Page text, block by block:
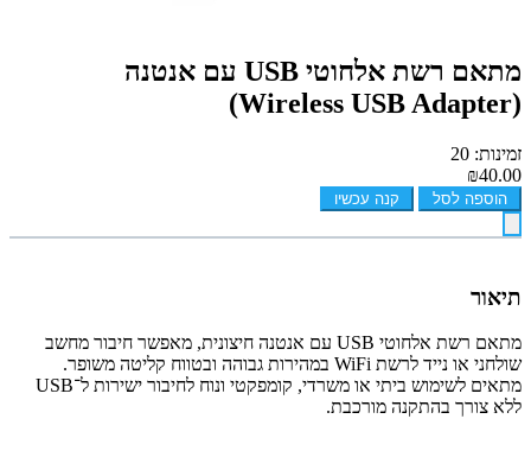
מתאם רשת אלחוטי USB עם אנטנה
(Wireless USB Adapter)
זמינות: 20
₪40.00
הוספה לסל קנה עכשיו
תיאור
מתאם רשת אלחוטי USB עם אנטנה חיצונית, מאפשר חיבור מחשב
שולחני או נייד לרשת WiFi במהירות גבוהה ובטווח קליטה משופר.
מתאים לשימוש ביתי או משרדי, קומפקטי ונוח לחיבור ישירות ל־USB
ללא צורך בהתקנה מורכבת.